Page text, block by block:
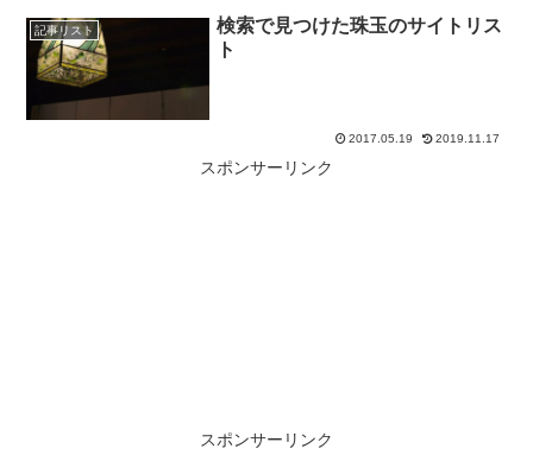
記事リスト
検索で見つけた珠玉のサイトリス
ト
2017.05.19 2019.11.17
スポンサーリンク
スポンサーリンク